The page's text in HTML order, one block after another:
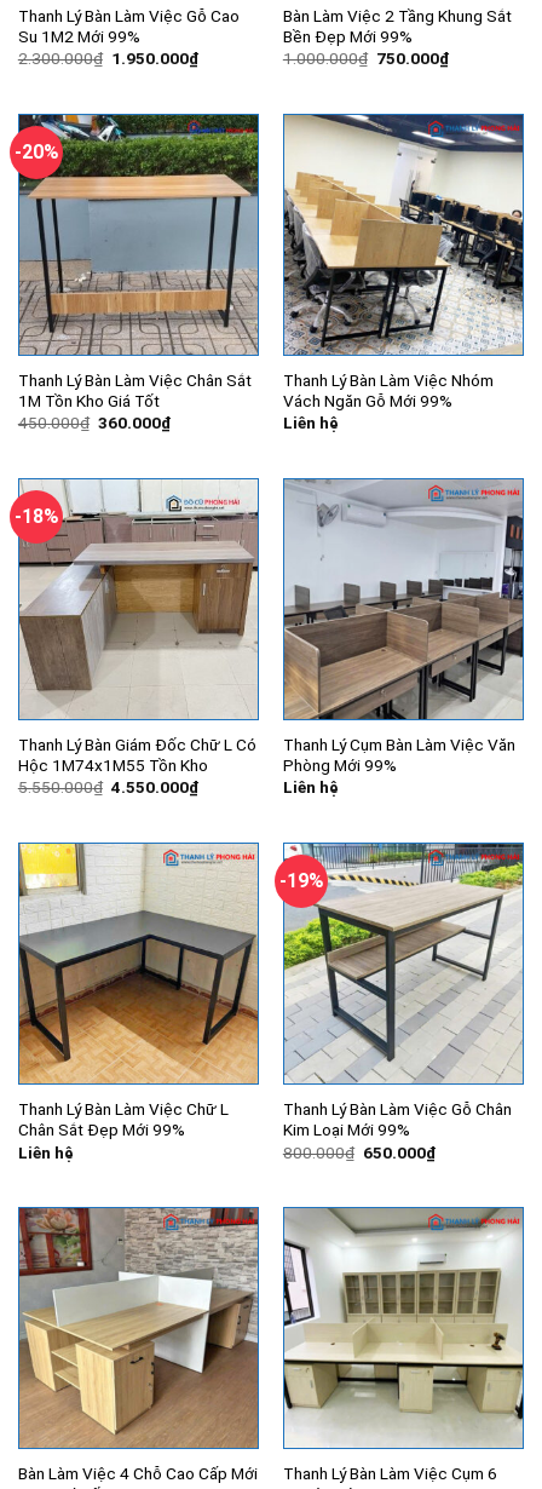
Thanh Lý Bàn Làm Việc Gỗ Cao
Su 1M2 Mới 99%
2.300.000₫ Giá
1.950.000₫Giá
hiện
1.950.000₫.
Bàn Làm Việc 2 Tầng Khung Sắt
Bền Đẹp Mới 99%
1.000.000₫ Giá
750.000₫Giá
hiện
750.000₫.
-20%
Thanh Lý Bàn Làm Việc Chân Sắt
1M Tồn Kho Giá Tốt
450.000₫ Giá
360.000₫Giá
hiện
360.000₫.
Thanh Lý Bàn Làm Việc Nhóm
Vách Ngăn Gỗ Mới 99%
Liên hệ
-18%
Thanh Lý Bàn Giám Đốc Chữ L Có
Hộc 1M74x1M55 Tồn Kho
5.550.000₫ Giá
4.550.000₫Giá
hiện
4.550.000₫.
Thanh Lý Cụm Bàn Làm Việc Văn
Phòng Mới 99%
Liên hệ
Thanh Lý Bàn Làm Việc Chữ L
Chân Sắt Đẹp Mới 99%
Liên hệ
-19%
Thanh Lý Bàn Làm Việc Gỗ Chân
Kim Loại Mới 99%
800.000₫ Giá
650.000₫Giá
hiện
650.000₫.
Bàn Làm Việc 4 Chỗ Cao Cấp Mới
Thanh Lý Bàn Làm Việc Cụm 6